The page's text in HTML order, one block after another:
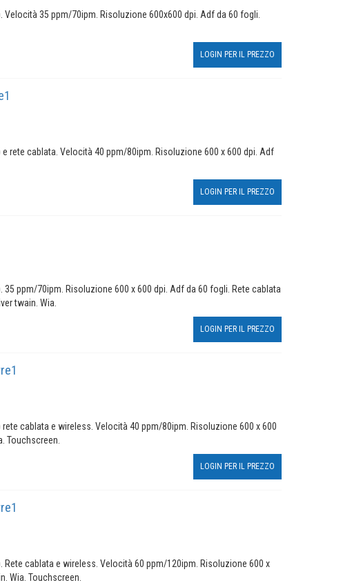
35 ppm/70ipm. Risoluzione 600x600 dpi. Adf da 60 fogli.
LOGIN PER IL PREZZO
rete cablata. Velocità 40 ppm/80ipm. Risoluzione 600 x 600 dpi. Adf
LOGIN PER IL PREZZO
ppm/70ipm. Risoluzione 600 x 600 dpi. Adf da 60 fogli. Rete cablata
twain. Wia.
LOGIN PER IL PREZZO
cablata e wireless. Velocità 40 ppm/80ipm. Risoluzione 600 x 600
Touchscreen.
LOGIN PER IL PREZZO
cablata e wireless. Velocità 60 ppm/120ipm. Risoluzione 600 x
Wia. Touchscreen.